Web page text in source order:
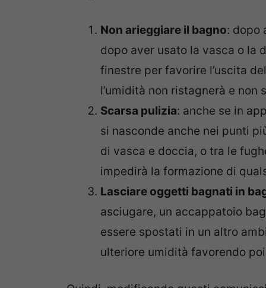
Non arieggiare il bagno: dopo
dopo aver usato la vasca o la
finestre per favorire l’uscita
l’umidità non ristagnerà e
Scarsa pulizia: anche se in
si nasconde anche nei punti
di vasca e doccia, o tra le
impedirà la formazione di
Lasciare oggetti bagnati in
asciugare, un accappatoio
essere spostati in un altro
ulteriore umidità favorendo